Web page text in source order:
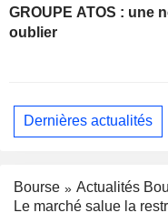
GROUPE ATOS : une nouvelle année à
oublier
Dernières actualités
Bourse
Actualités
Le marché salue la